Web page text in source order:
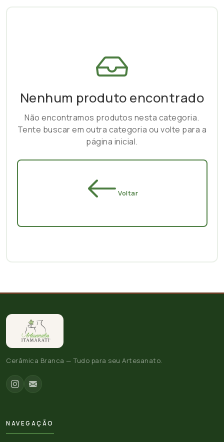
Nenhum produto encontrado
Não encontramos produtos nesta categoria.
Tente buscar em outra categoria ou volte para a
página inicial.
Voltar
Cerâmica Branca — Tudo para seu Artesanato.
NAVEGAÇÃO